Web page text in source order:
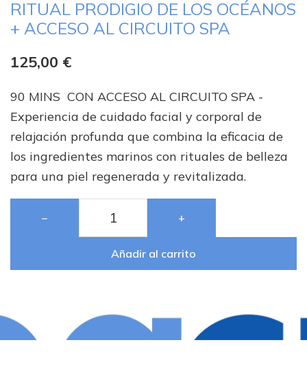
RITUAL PRODIGIO DE LOS OCÉANOS
+ ACCESO AL CIRCUITO SPA
125,00 €
90 MINS CON ACCESO AL CIRCUITO SPA -
Experiencia de cuidado facial y corporal de
relajación profunda que combina la eficacia de
los ingredientes marinos con rituales de belleza
para una piel regenerada y revitalizada.
− +
Añadir al carrito